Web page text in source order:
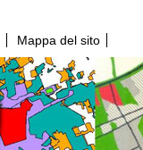
Mappa del sito